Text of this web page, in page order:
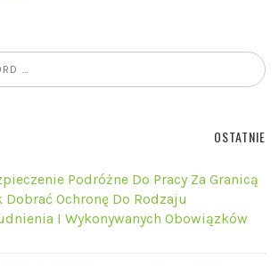
OSTATNIE
Podróżne Do Pracy Za Granicą
Dobrać Ochronę Do Rodzaju
I Wykonywanych Obowiązków